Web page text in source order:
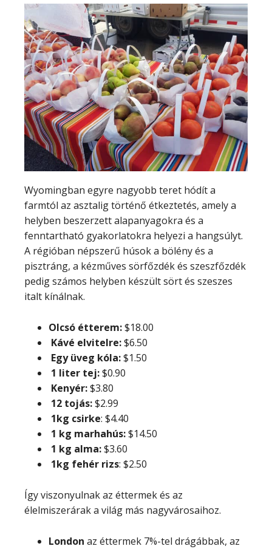
Wyomingban egyre nagyobb teret hódít a
farmtól az asztalig történő étkeztetés, amely a
helyben beszerzett alapanyagokra és a
fenntartható gyakorlatokra helyezi a hangsúlyt.
A régióban népszerű húsok a bölény és a
pisztráng, a kézműves sörfőzdék és szeszfőzdék
pedig számos helyben készült sört és szeszes
italt kínálnak.
Olcsó étterem:$18.00
Kávé elvitelre:$6.50
Egy üveg kóla:$1.50
1 liter tej:$0.90
Kenyér:$3.80
12 tojás:$2.99
1kg csirke: $4.40
1 kg marhahús:$14.50
1 kg alma:$3.60
1kg fehér rizs: $2.50
Így viszonyulnak az éttermek és az
élelmiszerárak a világ más nagyvárosaihoz.
London az éttermek 7%-tel drágábbak, az